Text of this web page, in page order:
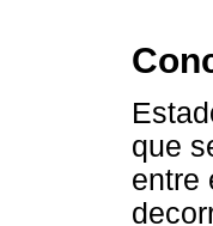
que
entre